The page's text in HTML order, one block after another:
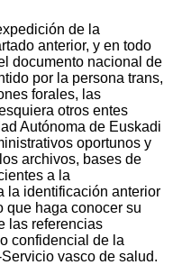
de la
anterior, y en todo
documento nacional de
por la persona trans,
forales, las
otros entes
Autónoma de Euskadi
oportunos y
archivos, bases de
a la
la identificación anterior
que haga conocer su
las referencias
confidencial de la
vasco de salud.